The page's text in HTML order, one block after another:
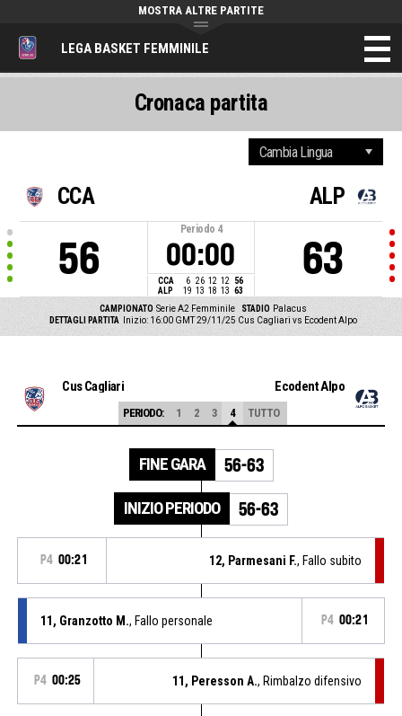
LEGA BASKET FEMMINILE
MOSTRA ALTRE PARTITE
CCA
56
Periodo 4
00:00
CCA 6 26 12 12
56
ALP
19 13 18 13 63
ALP
63
CAMPIONATO Serie A2 Femminile STADIO Palacus
DETTAGLI PARTITA
Inizio: 16:00 GMT 29/11/25 Cus Cagliari vs Ecodent Alpo
Cronaca partita
Cus Cagliari Ecodent Alpo
PERIODO: 1 2 3 4 TUTTO
FINE GARA 56-63
INIZIO PERIODO 56-63
P4 00:21 12, Parmesani F., Fallo subito
11, Granzotto M., Fallo personale P4 00:21
P4 00:25 11, Peresson A., Rimbalzo difensivo